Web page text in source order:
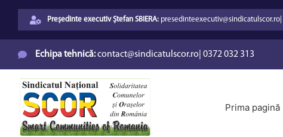
Președinte executiv Ștefan SBIERA:presedinteexecutiv@sindicatulscor.ro|
Echipa tehnică:contact@sindicatulscor.ro 0372 032 313
Prima pagină